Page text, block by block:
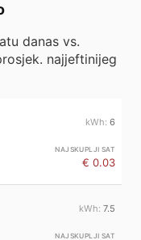
danas vs.
najjeftinijeg
6
€ 0.03
7.5